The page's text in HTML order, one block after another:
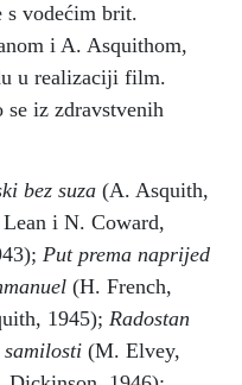
s vodećim brit.
i A. Asquithom,
u realizaciji film.
se iz zdravstvenih
bez suza (A. Asquith,
i N. Coward,
Put prema naprijed
(H. French,
1945); Radostan
samilosti (M. Elvey,